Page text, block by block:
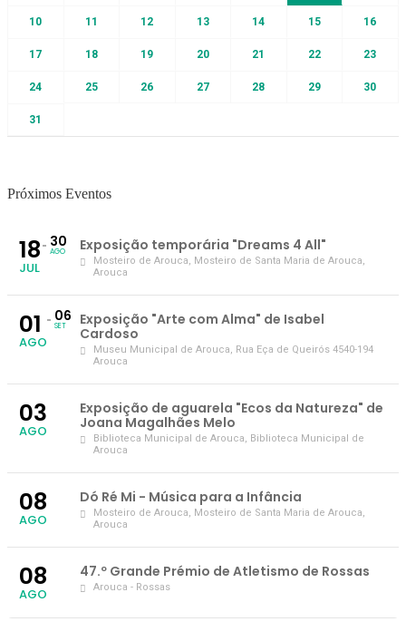
10 11 12 13 14 15 16
17 18 19 20 21 22 23
24 25 26 27 28 29 30
31
Próximos Eventos
18
JUL
30
AGO Exposição temporária "Dreams 4 All"
Mosteiro de Arouca, Mosteiro de Santa Maria de Arouca,
Arouca
01
AGO
06
SET
Exposição "Arte com Alma" de Isabel
Cardoso
Museu Municipal de Arouca, Rua Eça de Queirós 4540-194
Arouca
03
AGO
Exposição de aguarela "Ecos da Natureza" de
Joana Magalhães Melo
Biblioteca Municipal de Arouca, Biblioteca Municipal de
Arouca
08
AGO
Dó Ré Mi - Música para a Infância
Mosteiro de Arouca, Mosteiro de Santa Maria de Arouca,
Arouca
08
AGO
47.º Grande Prémio de Atletismo de Rossas
Arouca - Rossas